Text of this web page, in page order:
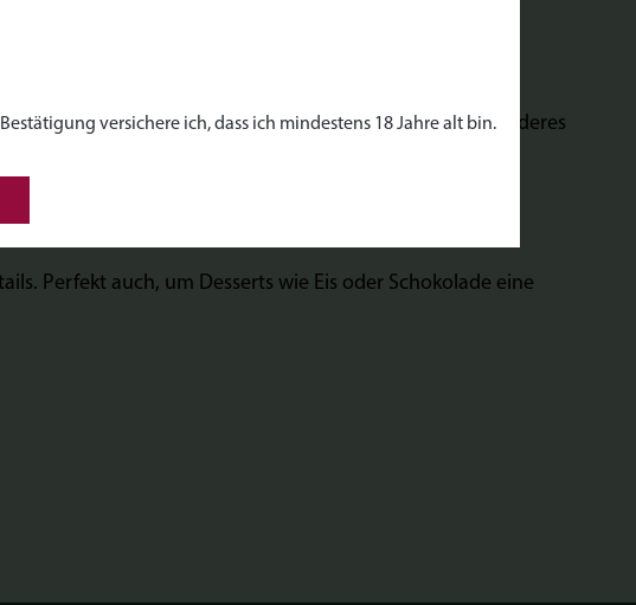
Ideal für kreative Mixgetränke oder als besonderes
Perfekt auch, um Desserts wie Eis oder Schokolade eine
versichere ich, dass ich mindestens 18 Jahre alt bin.